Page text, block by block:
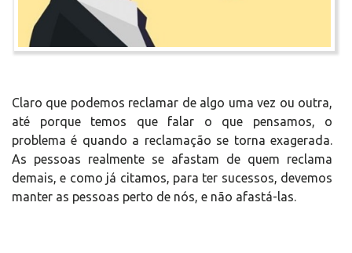
Claro que podemos reclamar de algo uma vez ou outra,
até porque temos que falar o que pensamos, o
problema é quando a reclamação se torna exagerada.
As pessoas realmente se afastam de quem reclama
demais, e como já citamos, para ter sucessos, devemos
manter as pessoas perto de nós, e não afastá-las.